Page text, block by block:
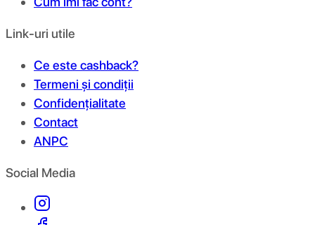
Link-uri utile
Ce este cashback?
Termeni și condiții
Confidențialitate
Contact
ANPC
Social Media